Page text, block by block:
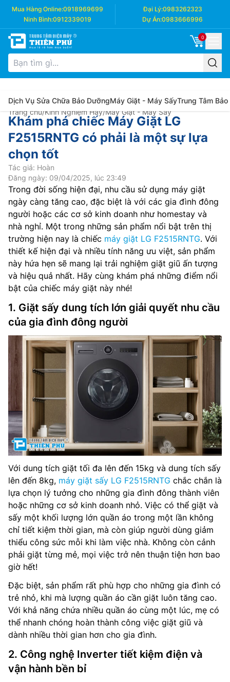
Mua Hàng Online:0918969699 Đại Lý:0983262323
Ninh Bình:0912339019 Dự Án:0983666996
0
Dịch Vụ Sửa Chữa Bảo DưỡngMáy Giặt - Máy SấyTrung Tâm Bảo
Trang chủ/Kinh Nghiệm Hay/Máy Giặt - Máy Sấy
Khám phá chiếc Máy Giặt LG
F2515RNTG có phải là một sự lựa
chọn tốt
Tác giả: Hoàn
Đăng ngày: 09/04/2025, lúc 23:49
Trong đời sống hiện đại, nhu cầu sử dụng máy giặt
ngày càng tăng cao, đặc biệt là với các gia đình đông
người hoặc các cơ sở kinh doanh như homestay và
nhà nghỉ. Một trong những sản phẩm nổi bật trên thị
trường hiện nay là chiếc máy giặt LG F2515RNTG. Với
thiết kế hiện đại và nhiều tính năng ưu việt, sản phẩm
này hứa hẹn sẽ mang lại trải nghiệm giặt giũ ấn tượng
và hiệu quả nhất. Hãy cùng khám phá những điểm nổi
bật của chiếc máy giặt này nhé!
1. Giặt sấy dung tích lớn giải quyết nhu cầu
của gia đình đông người
Với dung tích giặt tối đa lên đến 15kg và dung tích sấy
lên đến 8kg, máy giặt sấy LG F2515RNTG chắc chắn là
lựa chọn lý tưởng cho những gia đình đông thành viên
hoặc những cơ sở kinh doanh nhỏ. Việc có thể giặt và
sấy một khối lượng lớn quần áo trong một lần không
chỉ tiết kiệm thời gian, mà còn giúp người dùng giảm
thiểu công sức mỗi khi làm việc nhà. Không còn cảnh
phải giặt từng mẻ, mọi việc trở nên thuận tiện hơn bao
giờ hết!
Đặc biệt, sản phẩm rất phù hợp cho những gia đình có
trẻ nhỏ, khi mà lượng quần áo cần giặt luôn tăng cao.
Với khả năng chứa nhiều quần áo cùng một lúc, mẹ có
thể nhanh chóng hoàn thành công việc giặt giũ và
dành nhiều thời gian hơn cho gia đình.
2. Công nghệ Inverter tiết kiệm điện và
vận hành bền bỉ